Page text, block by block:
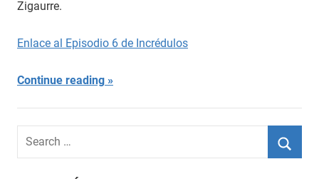
Zigaurre.
Enlace al Episodio 6 de Incrédulos
Continue reading
Search
for: